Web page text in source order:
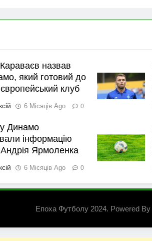
назвав
який готовий до
клуб
6 Місяців Ago 0
Динамо
інформацію
Ярмоленка
6 Місяців Ago 0
Епоха Футболу 2024. Powered By